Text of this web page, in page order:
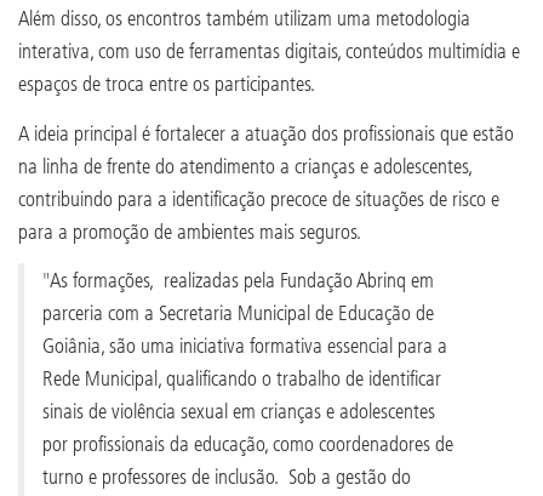
Além disso, os encontros também utilizam uma metodologia
interativa, com uso de ferramentas digitais, conteúdos multimídia e
espaços de troca entre os participantes.
A ideia principal é fortalecer a atuação dos profissionais que estão
na linha de frente do atendimento a crianças e adolescentes,
contribuindo para a identificação precoce de situações de risco e
para a promoção de ambientes mais seguros.
"As formações, realizadas pela Fundação Abrinq em
parceria com a Secretaria Municipal de Educação de
Goiânia, são uma iniciativa formativa essencial para a
Rede Municipal, qualificando o trabalho de identificar
sinais de violência sexual em crianças e adolescentes
por profissionais da educação, como coordenadores de
turno e professores de inclusão. Sob a gestão do